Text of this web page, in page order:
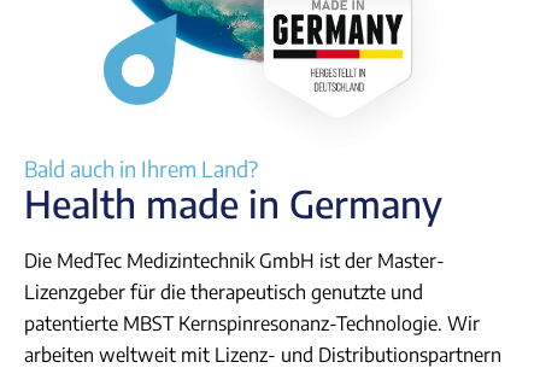
Bald auch in Ihrem Land?
Health made in Germany
Die MedTec Medizintechnik GmbH ist der Master-
Lizenzgeber für die therapeutisch genutzte und
patentierte MBST Kernspinresonanz-Technologie. Wir
arbeiten weltweit mit Lizenz- und Distributionspartnern